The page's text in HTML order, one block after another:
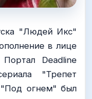
"Людей Икс"
в лице
Deadline
"Трепет
огнем" был